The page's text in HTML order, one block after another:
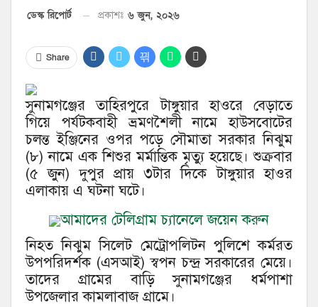
ডেস্ক রিপোর্ট প্রকাশঃ ৬ জুন, ২০২৬
Share
সুনামগঞ্জের তাহিরপুরে টাঙ্গুয়ার হাওরে বেড়াতে
গিয়ে পর্যটকবাহী ভ্রমণশৈলী নামে হাউসবোটের
চলন্ত ইঞ্জিনের ওপর পড়ে সৌমাতা সরকার নিঝুম
(৮) নামে এক শিশুর মর্মান্তিক মৃত্যু হয়েছে। শুক্রবার
(৫ জুন) দুপুর প্রায় ৩টার দিকে টাঙ্গুয়ার হাওর
এলাকায় এ ঘটনা ঘটে।
আমাদের টেলিগ্রাম চ্যানেলে জয়েন করুন
নিহত নিঝুম সিলেট মেট্রোপলিটন পুলিশে কর্মরত
উপপরিদর্শক (এসআই) স্বপন চন্দ্র সরকারের মেয়ে।
তাদের গ্রামের বাড়ি সুনামগঞ্জের ধর্মপাশা
উপজেলার কামলাবাজ গ্রামে।